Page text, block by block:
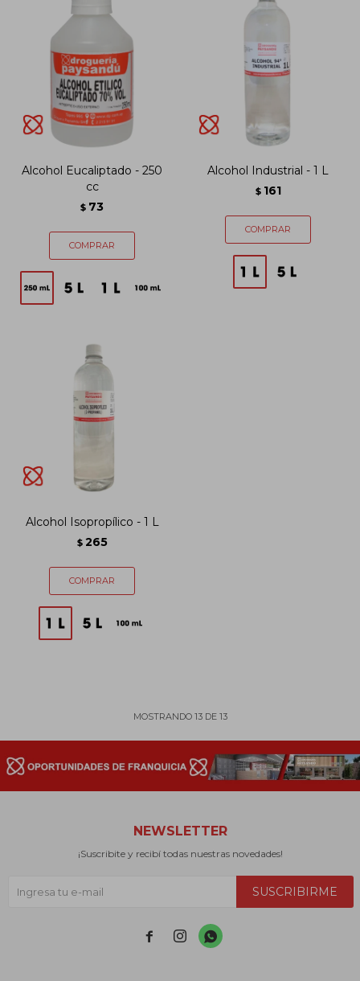
Alcohol Eucaliptado - 250
cc
$ 73
Alcohol Industrial - 1 L
$ 161
Alcohol Isopropílico - 1 L
$ 265
MOSTRANDO 13DE 13
NEWSLETTER
¡Suscribite y recibí todas nuestras novedades!
SUSCRIBIRME
  